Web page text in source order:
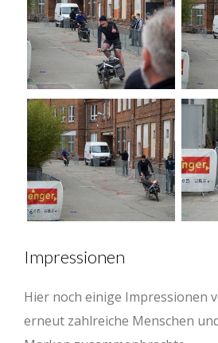
Impressionen
Hier noch einige Impressionen
erneut zahlreiche Menschen